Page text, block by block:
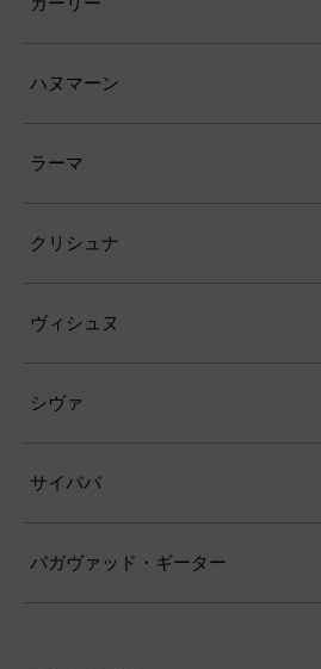
ハヌマーン
ラーマ
クリシュナ
ヴィシュヌ
シヴァ
サイババ
バガヴァッド・ギーター